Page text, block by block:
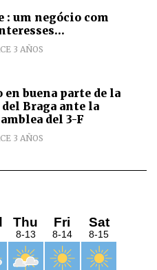
: um negócio com
3 AÑOS
buena parte de la
Braga ante la
del 3-F
3 AÑOS